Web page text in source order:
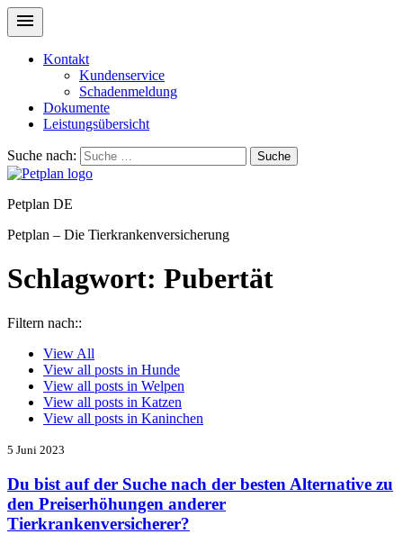
Kontakt
Kundenservice
Schadenmeldung
Dokumente
Leistungsübersicht
Suche nach: Suche
Petplan DE
Petplan – Die Tierkrankenversicherung
Schlagwort: Pubertät
Filtern nach::
View All
View all posts in Hunde
View all posts in Welpen
View all posts in Katzen
View all posts in Kaninchen
5 Juni 2023
Du bist auf der Suche nach der besten Alternative zu
den Preiserhöhungen anderer
Tierkrankenversicherer?